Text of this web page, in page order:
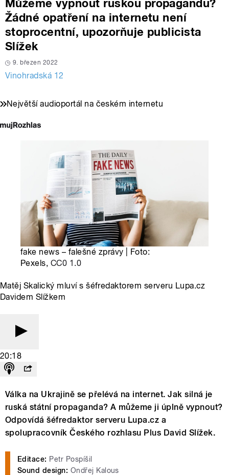
Můžeme vypnout ruskou propagandu?
Žádné opatření na internetu není
stoprocentní, upozorňuje publicista
Slížek
9. březen 2022
Vinohradská 12
Největší audioportál na českém internetu
fake news – falešné zprávy | Foto:
Pexels, CC0 1.0
Matěj Skalický mluví s šéfredaktorem serveru Lupa.cz
Davidem Slížkem
20:18
Válka na Ukrajině se přelévá na internet. Jak silná je
ruská státní propaganda? A můžeme ji úplně vypnout?
Odpovídá šéfredaktor serveru Lupa.cz a
spolupracovník Českého rozhlasu Plus David Slížek.
Editace: Petr Pospíšil
Sound design: Ondřej Kalous